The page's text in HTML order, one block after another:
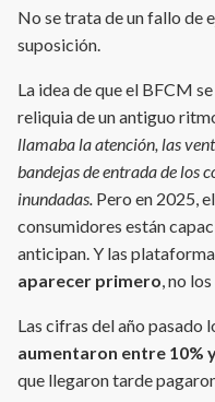
No se trata de un fallo de
suposición.
La idea de que el BFCM
reliquia de un antiguo
llamaba la atención, las
bandejas de entrada de los
inundadas. Pero en 2025,
consumidores están
anticipan. Y las
aparecer primero, no
Las cifras del año pasado
aumentaron entre 10%
que llegaron tarde